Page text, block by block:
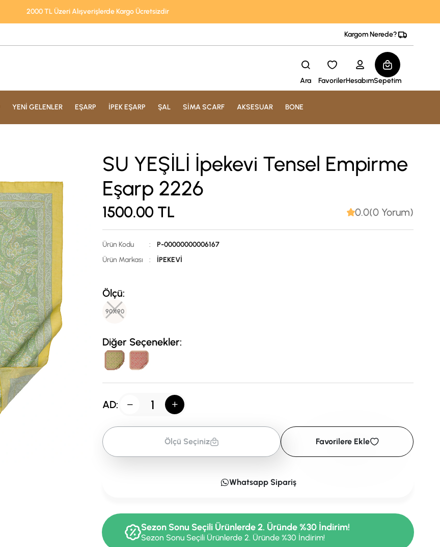
2000 TL Üzeri Alışverişlerde Kargo Ücretsizdir
Kargom Nerede?
Ara FavorilerHesabımSepetim
YENİ GELENLER EŞARP İPEK EŞARP ŞAL SİMA SCARF AKSESUAR BONE
SU YEŞİLİ İpekevi Tensel Empirme
Eşarp 2226
1500.00 TL 0.0(0 Yorum)
Ürün Kodu :
P-00000000006167
Ürün Markası
: İPEKEVİ
Ölçü:
90X90
Diğer Seçenekler:
AD:
Ölçü Seçiniz Favorilere Ekle
Whatsapp Sipariş
Sezon Sonu Seçili Ürünlerde 2. Üründe %30 İndirim!
Sezon Sonu Seçili Ürünlerde 2. Üründe %30 İndirim!